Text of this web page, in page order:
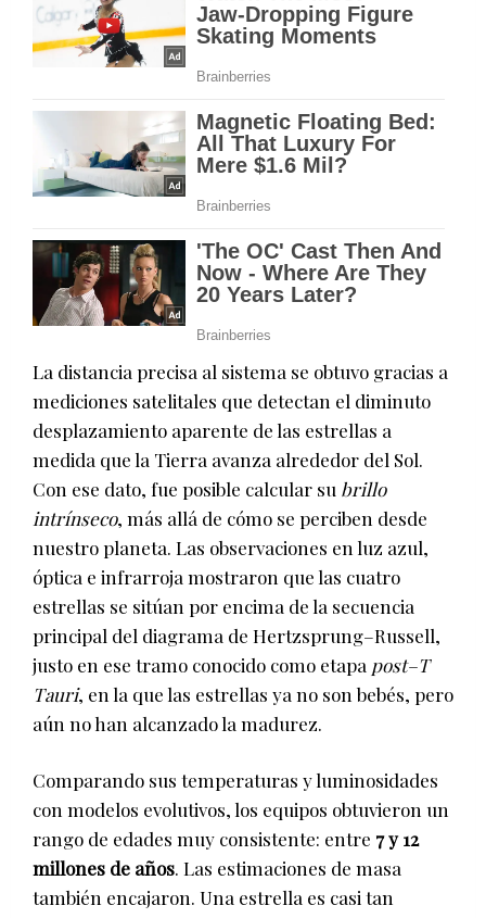
La distancia precisa al sistema se obtuvo gracias a
mediciones satelitales que detectan el diminuto
desplazamiento aparente de las estrellas a
medida que la Tierra avanza alrededor del Sol.
Con ese dato, fue posible calcular su brillo
intrínseco, más allá de cómo se perciben desde
nuestro planeta. Las observaciones en luz azul,
óptica e infrarroja mostraron que las cuatro
estrellas se sitúan por encima de la secuencia
principal del diagrama de Hertzsprung–Russell,
justo en ese tramo conocido como etapa post–T
Tauri, en la que las estrellas ya no son bebés, pero
aún no han alcanzado la madurez.
Comparando sus temperaturas y luminosidades
con modelos evolutivos, los equipos obtuvieron un
rango de edades muy consistente: entre 7 y 12
millones de años. Las estimaciones de masa
también encajaron. Una estrella es casi tan